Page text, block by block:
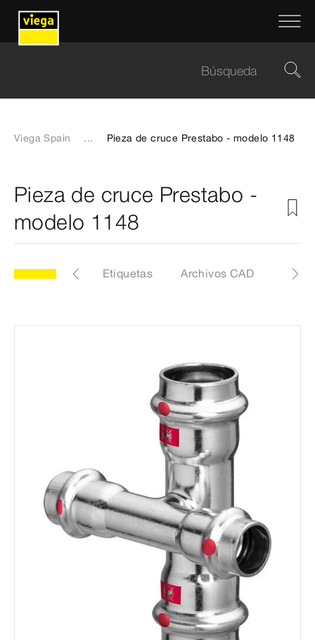
Viega Spain ... Pieza de cruce Prestabo - modelo 1148
Pieza de cruce Prestabo -
modelo 1148
Artículo Etiquetas Archivos CAD